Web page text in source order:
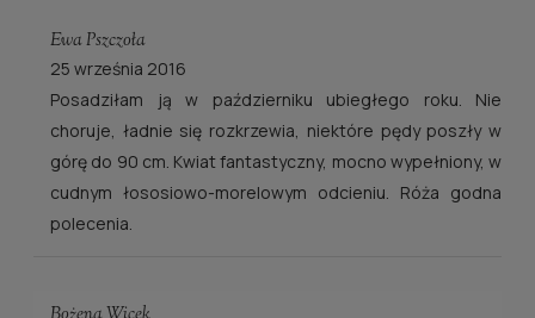
Ewa Pszczoła
25 września 2016
Posadziłam ją w październiku ubiegłego roku. Nie
choruje, ładnie się rozkrzewia, niektóre pędy poszły w
górę do 90 cm. Kwiat fantastyczny, mocno wypełniony, w
cudnym łososiowo-morelowym odcieniu. Róża godna
polecenia.